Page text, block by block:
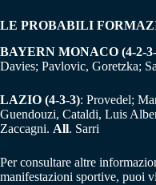
LE PROBABILI
BAYERN MONACO (4-2-
Davies; Pavlovic, Goretzka;
LAZIO (4-3-3): Provedel;
Guendouzi, Cataldi, Luis
Zaccagni. All. Sarri
Per consultare altre
manifestazioni sportive, puoi